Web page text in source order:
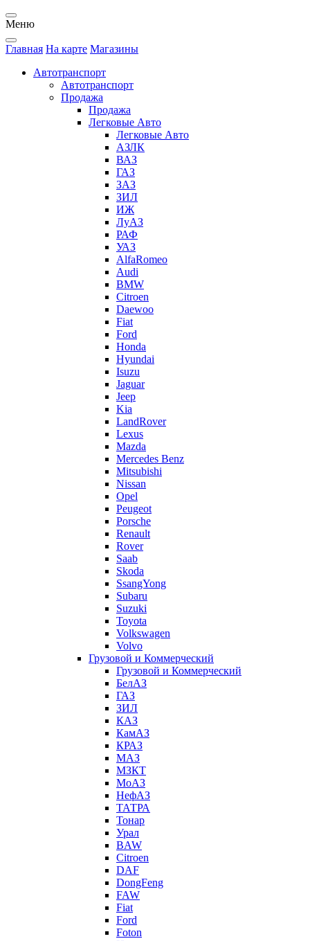
Меню
Главная На карте Магазины
Автотранспорт
Автотранспорт
Продажа
Продажа
Легковые Авто
Легковые Авто
АЗЛК
ВАЗ
ГАЗ
ЗАЗ
ЗИЛ
ИЖ
ЛуАЗ
РАФ
УАЗ
AlfaRomeo
Audi
BMW
Citroen
Daewoo
Fiat
Ford
Honda
Hyundai
Isuzu
Jaguar
Jeep
Kia
LandRover
Lexus
Mazda
Mercedes Benz
Mitsubishi
Nissan
Opel
Peugeot
Porsche
Renault
Rover
Saab
Skoda
SsangYong
Subaru
Suzuki
Toyota
Volkswagen
Volvo
Грузовой и Коммерческий
Грузовой и Коммерческий
БелАЗ
ГАЗ
ЗИЛ
КАЗ
КамАЗ
КРАЗ
МАЗ
МЗКТ
МоАЗ
НефАЗ
ТАТРА
Тонар
Урал
BAW
Citroen
DAF
DongFeng
FAW
Fiat
Ford
Foton